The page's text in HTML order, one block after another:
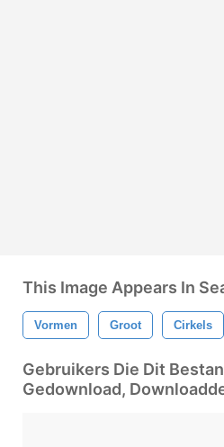
This Image Appears In
Vormen Groot Cirkels
Gebruikers Die Dit
Gedownload,